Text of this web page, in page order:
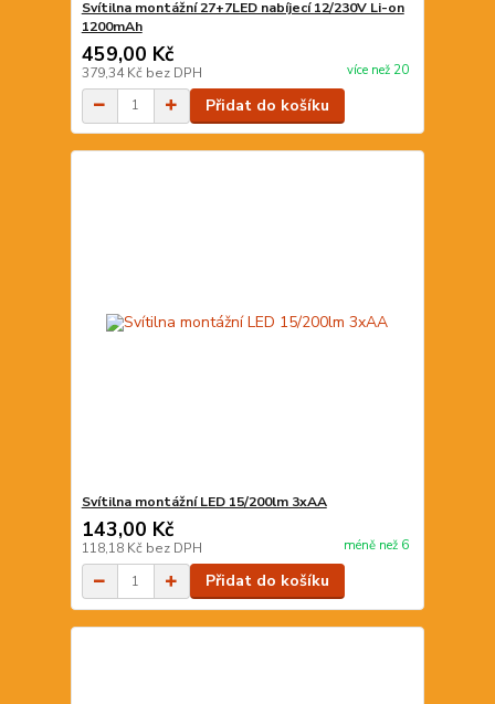
Svítilna montážní 27+7LED nabíjecí 12/230V Li-on
1200mAh
459,00 Kč
379,34 Kč bez DPH více než 20
Přidat do košíku
Svítilna montážní LED 15/200lm 3xAA
143,00 Kč
118,18 Kč bez DPH méně než 6
Přidat do košíku